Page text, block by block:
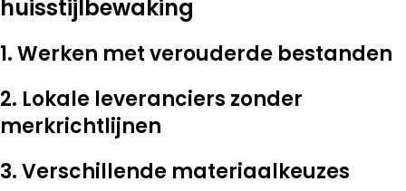
huisstijlbewaking
1. Werken met verouderde bestanden
2. Lokale leveranciers zonder
merkrichtlijnen
3. Verschillende materiaalkeuzes